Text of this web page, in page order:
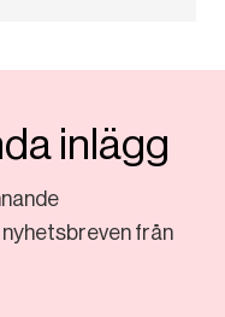
inlägg
från